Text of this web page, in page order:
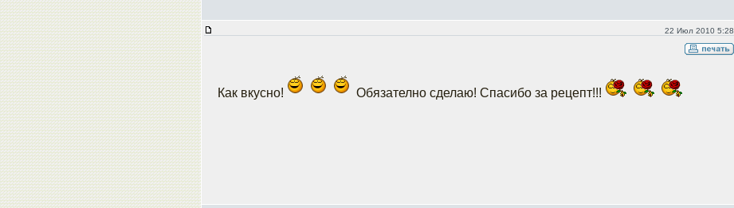
22 Июл 2010 5:28
Как вкусно! Обязателно сделаю! Спасибо за рецепт!!!